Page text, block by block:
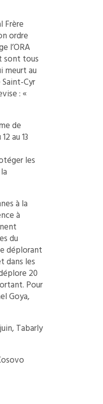
Frère
ordre
l’ORA
sont tous
meurt au
Cyr
: «
de
au 13
les
à la
à
du
déplorant
dans les
20
Pour
Goya,
Tabarly